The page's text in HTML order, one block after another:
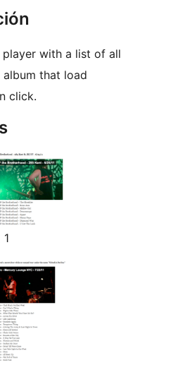
with a list of all
that load
click.
1